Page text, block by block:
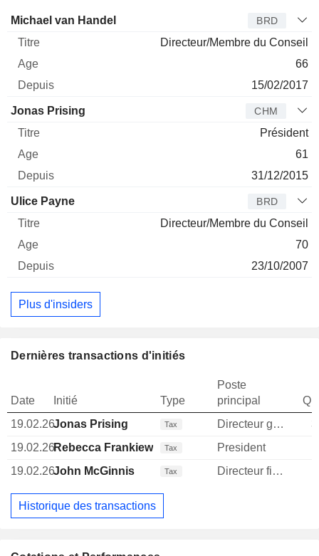
Administrateur Titre
Michael van Handel BRD
Directeur/Membre du Conseil
66
15/02/2017
Jonas Prising CHM
Président
61
31/12/2015
Ulice Payne BRD
Directeur/Membre du Conseil
70
23/10/2007
Plus d'insiders
Dernières transactions d'initiés
Date Initié Type
Poste
principal
19.02.26Jonas Prising Tax Directeur general
19.02.26Rebecca FrankiewiczTax
President
19.02.26John McGinnis Tax Directeur financier
Historique des transactions